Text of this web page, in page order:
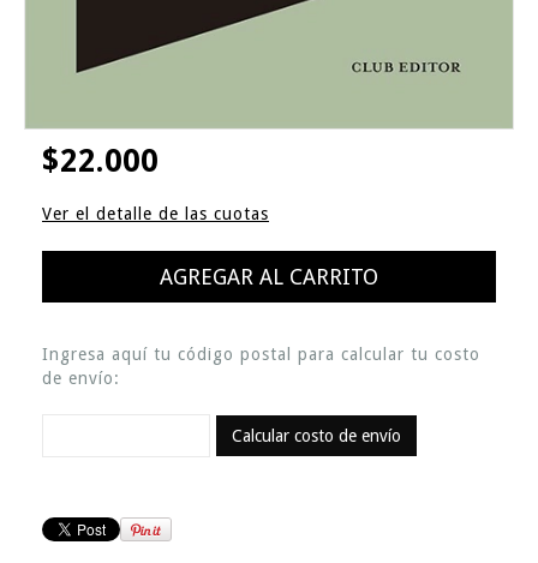
$22.000
Ver el detalle de las cuotas
Ingresa aquí tu código postal para calcular tu costo
de envío:
Calcular costo de envío